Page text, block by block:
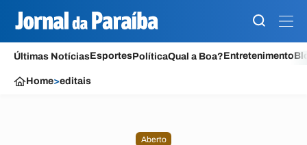
Últimas NotíciasEsportesPolíticaQual a Boa?Entretenimento
Home>editais
Aberto